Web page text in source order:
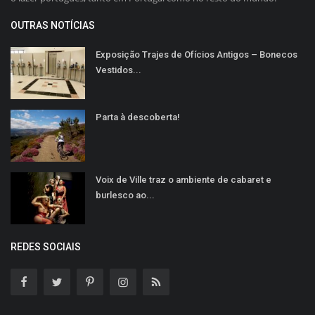
OUTRAS NOTÍCIAS
Exposição Trajes de Ofícios Antigos – Bonecos
Vestidos...
Parta à descoberta!
Voix de Ville traz o ambiente de cabaret e
burlesco ao...
REDES SOCIAIS